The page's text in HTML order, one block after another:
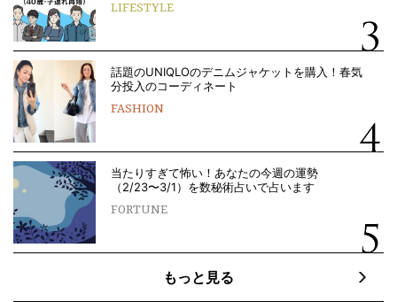
LIFESTYLE
話題のUNIQLOのデニムジャケットを購入！春気
分投入のコーディネート
FASHION
当たりすぎて怖い！あなたの今週の運勢
（2/23〜3/1）を数秘術占いで占います
FORTUNE
もっと見る